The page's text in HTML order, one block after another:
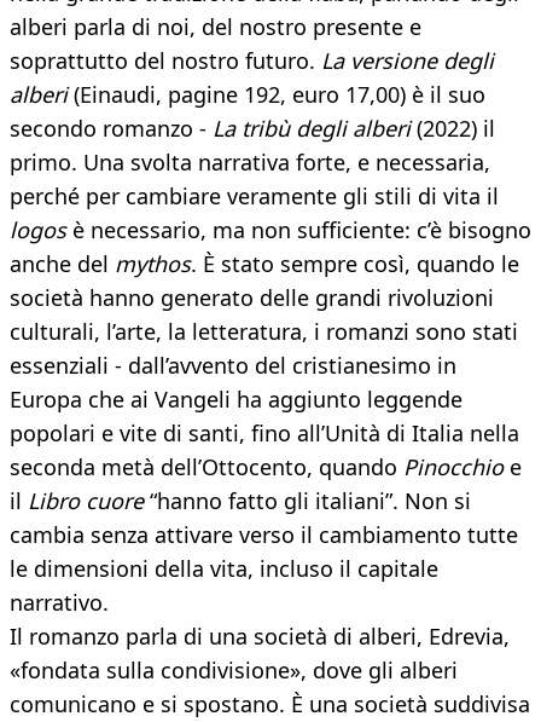
alberi parla di noi, del nostro presente e
soprattutto del nostro futuro. La versione degli
alberi(Einaudi, pagine 192, euro 17,00) è il suo
secondo romanzo - La tribù degli alberi(2022) il
primo. Una svolta narrativa forte, e necessaria,
perché per cambiare veramente gli stili di vita il
logosè necessario, ma non sufficiente: c’è bisogno
anche del mythos. È stato sempre così, quando le
società hanno generato delle grandi rivoluzioni
culturali, l’arte, la letteratura, i romanzi sono stati
essenziali - dall’avvento del cristianesimo in
Europa che ai Vangeli ha aggiunto leggende
popolari e vite di santi, fino all’Unità di Italia nella
seconda metà dell’Ottocento, quando Pinocchioe
il Libro cuore“hanno fatto gli italiani”. Non si
cambia senza attivare verso il cambiamento tutte
le dimensioni della vita, incluso il capitale
narrativo.
Il romanzo parla di una società di alberi, Edrevia,
«fondata sulla condivisione», dove gli alberi
comunicano e si spostano. È una società suddivisa